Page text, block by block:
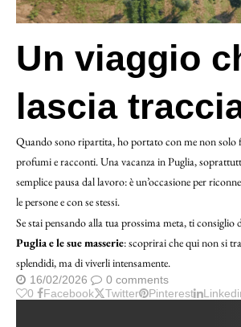
Un viaggio
lascia
Quando sono ripartita, ho portato con me non solo
profumi e racconti. Una vacanza in Puglia,
semplice pausa dal lavoro: è un’occasione per
le persone e con se stessi.
Se stai pensando alla tua prossima meta, ti consiglio
Puglia e le sue masserie: scoprirai che qui non si
splendidi, ma di viverli intensamente.
16/02/2026
0 comments
0
Facebook Twitter Pinterest